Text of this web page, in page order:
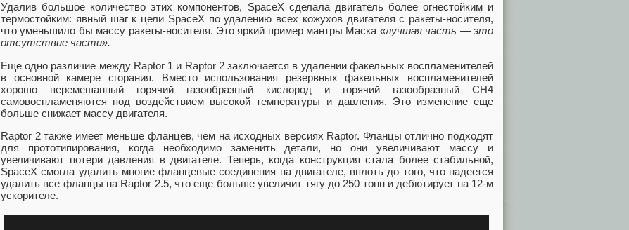
Удалив большое количество этих компонентов, SpaceX сделала двигатель более огнестойким и
термостойким: явный шаг к цели SpaceX по удалению всех кожухов двигателя с ракеты-носителя,
что уменьшило бы массу ракеты-носителя. Это яркий пример мантры Маска «лучшая часть — это
отсутствие части».
Еще одно различие между Raptor 1 и Raptor 2 заключается в удалении факельных воспламенителей
в основной камере сгорания. Вместо использования резервных факельных воспламенителей
хорошо перемешанный горячий газообразный кислород и горячий газообразный CH4
самовоспламеняются под воздействием высокой температуры и давления. Это изменение еще
больше снижает массу двигателя.
Raptor 2 также имеет меньше фланцев, чем на исходных версиях Raptor. Фланцы отлично подходят
для прототипирования, когда необходимо заменить детали, но они увеличивают массу и
увеличивают потери давления в двигателе. Теперь, когда конструкция стала более стабильной,
SpaceX смогла удалить многие фланцевые соединения на двигателе, вплоть до того, что надеется
удалить все фланцы на Raptor 2.5, что еще больше увеличит тягу до 250 тонн и дебютирует на 12-м
ускорителе.